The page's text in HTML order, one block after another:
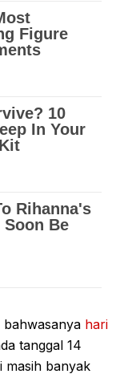
hari
tanggal 14
masih banyak